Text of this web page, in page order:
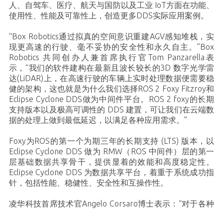
人、自驾车、医疗、航天与国防以及工业 IoT方面在功能、
使用性、性能及可靠性上，创造更多DDS实际应用案例。
“Box Robotics通过拟真的空间意识重建AGV感知堆栈，实
现更高速的行驶、毫不妥协的安全性和永久自主。”Box
Robotics 共同创办人兼首席执行官Tom Panzarella表
示，“我们的软件建构在最新且波长较长的3D 数字光学雷
达(LiDAR)上，在高速行驶的车辆上实时处理数据便需要稳
健的架构，这也就是为什么我们选择ROS 2 Foxy Fitzroy和
Eclipse Cyclone DDS做为中间件平台。ROS 2 foxy的长期
支持版本以及极高可调性的 DDS 建置，可让我们在云端数
据的处理上做到最低延迟，以满足各种应用需求。”
Foxy为ROS的第一个为期三年的长期支持 (LTS) 版本，以
Eclipse Cyclone DDS 做为 RMW（ROS 中间件）
层的第一
层基础数据共享骨干，提供显着的效能和高度稳定性。
Eclipse Cyclone DDS 为数据共享平台，着重于系统成功指
针，包括性能、稳健性、安全性和互操作性。
凌华科技首席技术官Angelo Corsaro博士表示：“对于各种